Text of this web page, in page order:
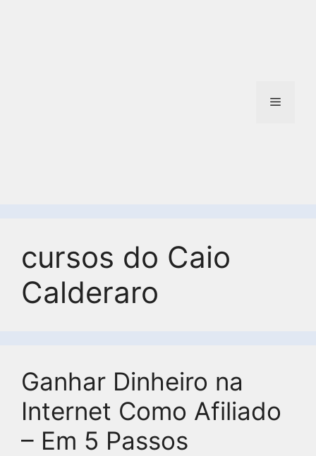
cursos do Caio
Calderaro
Ganhar Dinheiro na
Internet Como Afiliado
– Em 5 Passos